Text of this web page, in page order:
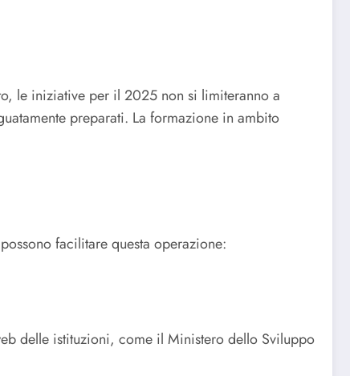
le iniziative per il 2025 non si limiteranno a
preparati. La formazione in ambito
facilitare questa operazione:
delle istituzioni, come il Ministero dello Sviluppo